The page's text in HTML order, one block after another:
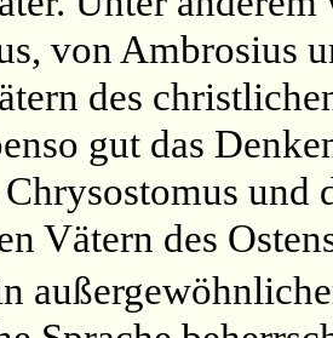
von Ambrosius
des
gut das
Chrysostomus
Vätern des